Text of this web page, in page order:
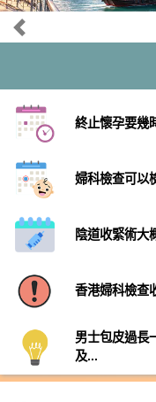
終止懷孕要幾
婦科檢查可以
陰道收緊術大
香港婦科檢查
男士包皮過長
及...